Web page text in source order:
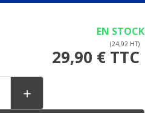
EN STOCK
(24,92 HT)
29,90 € TTC
